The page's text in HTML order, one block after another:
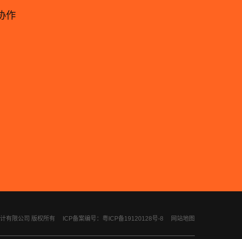
作
有限公司 版权所有 ICP备案编号：粤ICP备19120128号-8 网站地图